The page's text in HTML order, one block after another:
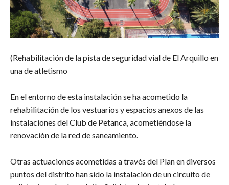
(Rehabilitación de la pista de seguridad vial de El Arquillo en
una de atletismo
En el entorno de esta instalación se ha acometido la
rehabilitación de los vestuarios y espacios anexos de las
instalaciones del Club de Petanca, acometiéndose la
renovación de la red de saneamiento.
Otras actuaciones acometidas a través del Plan en diversos
puntos del distrito han sido la instalación de un circuito de